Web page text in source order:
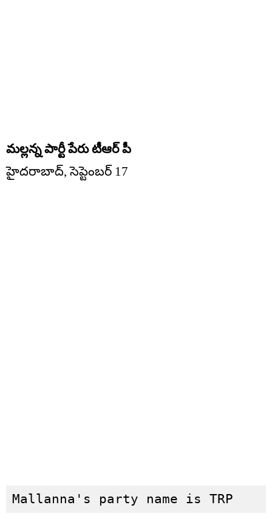
మల్లన్న పార్టీ పేరు టీఆర్ పీ
హైదరాబాద్, సెప్టెంబర్ 17
Mallanna's party name is TRP